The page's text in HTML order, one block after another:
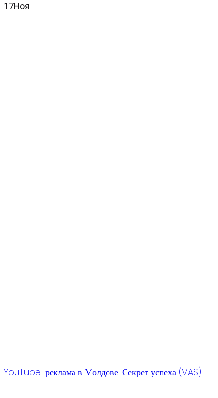
17Ноя
YouTube-реклама в Молдове: Секрет успеха (VAS)